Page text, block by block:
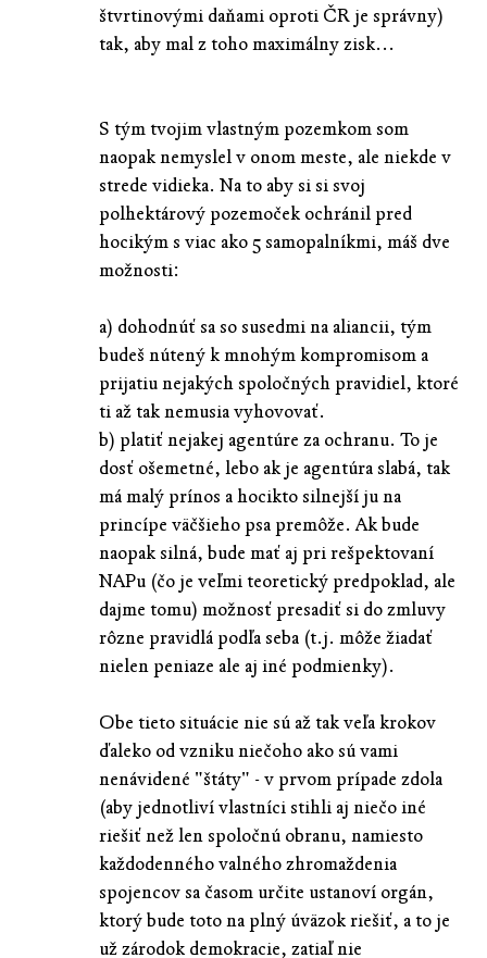
štvrtinovými daňami oproti ČR je správny)
tak, aby mal z toho maximálny zisk...
S tým tvojim vlastným pozemkom som
naopak nemyslel v onom meste, ale niekde v
strede vidieka. Na to aby si si svoj
polhektárový pozemoček ochránil pred
hocikým s viac ako 5 samopalníkmi, máš dve
možnosti:
a) dohodnúť sa so susedmi na aliancii, tým
budeš nútený k mnohým kompromisom a
prijatiu nejakých spoločných pravidiel, ktoré
ti až tak nemusia vyhovovať.
b) platiť nejakej agentúre za ochranu. To je
dosť ošemetné, lebo ak je agentúra slabá, tak
má malý prínos a hocikto silnejší ju na
princípe väčšieho psa premôže. Ak bude
naopak silná, bude mať aj pri rešpektovaní
NAPu (čo je veľmi teoretický predpoklad, ale
dajme tomu) možnosť presadiť si do zmluvy
rôzne pravidlá podľa seba (t.j. môže žiadať
nielen peniaze ale aj iné podmienky).
Obe tieto situácie nie sú až tak veľa krokov
ďaleko od vzniku niečoho ako sú vami
nenávidené "štáty" - v prvom prípade zdola
(aby jednotliví vlastníci stihli aj niečo iné
riešiť než len spoločnú obranu, namiesto
každodenného valného zhromaždenia
spojencov sa časom určite ustanoví orgán,
ktorý bude toto na plný úväzok riešiť, a to je
už zárodok demokracie, zatiaľ nie